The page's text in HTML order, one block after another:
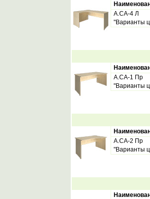
А.СА-4 Л
"Варианты
А.СА-1 Пр
"Варианты
А.СА-2 Пр
"Варианты